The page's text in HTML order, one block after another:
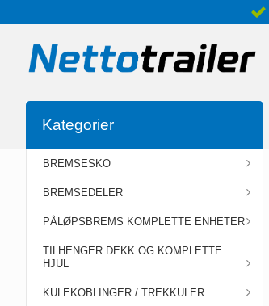
Kategorier
BREMSESKO
BREMSEDELER
PÅLØPSBREMS KOMPLETTE ENHETER
TILHENGER DEKK OG KOMPLETTE
HJUL
KULEKOBLINGER / TREKKULER